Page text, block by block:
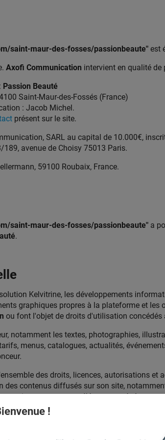
saint-maur-des-fosses/passionbeaute"est
Axofi Communication intervient en qualité
Passion Beauté
Saint-Maur-des-Fossés (France)
: Jacob Michel.
présent sur le site.
SARL au capital de 10.000€,
avenue de Choisy 75013 Paris.
59100 Roubaix, France.
saint-maur-des-fosses/passionbeaute"a
.
Kelvitrine, les développements
graphiques propres à la plateforme et
ou font l'objet de droits d'utilisation concédés
notamment les textes, photographies,
menus, catalogues, actualités,
des droits, licences, autorisations et
des contenus diffusés sur son site,
et tout autre élément protégé par
de tiers.
tenue responsable des contenus fournis,
aux droits de tiers résultant de ces
!